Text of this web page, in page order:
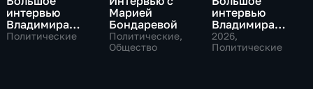
интервью
Владимира
Путина Сергею
Политические
Марией
Бондаревой
Политические,
Общество
интервью
Владимира
Соловьева
Роджеру
2026,
Политические